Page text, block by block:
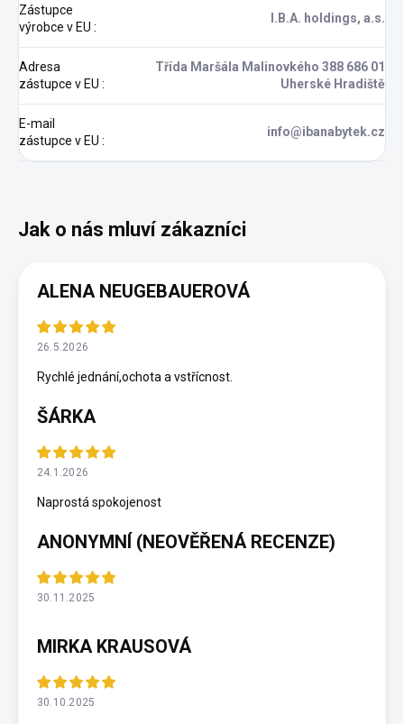
Zástupce
výrobce v EU :
I.B.A. holdings, a.s.
Adresa
zástupce v EU :
Třída Maršála Malinovkého 388 686 01
Uherské Hradiště
E-mail
zástupce v EU :
info@ibanabytek.cz
ALENA NEUGEBAUEROVÁ
26.5.2026
Rychlé jednání,ochota a vstřícnost.
ŠÁRKA
24.1.2026
Naprostá spokojenost
ANONYMNÍ (NEOVĚŘENÁ RECENZE)
30.11.2025
MIRKA KRAUSOVÁ
30.10.2025